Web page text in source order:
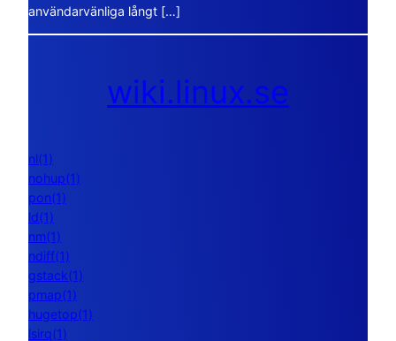
användarvänliga långt […]
wiki.linux.se
nl(1)
nohup(1)
pon(1)
ld(1)
nm(1)
ndiff(1)
gstack(1)
pmap(1)
hugetop(1)
lsirq(1)